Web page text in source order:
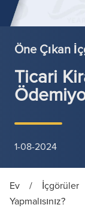
Öne Çıkan
Ticari
1-08-2024
Ev / İçgörüler
Yapmalısınız?